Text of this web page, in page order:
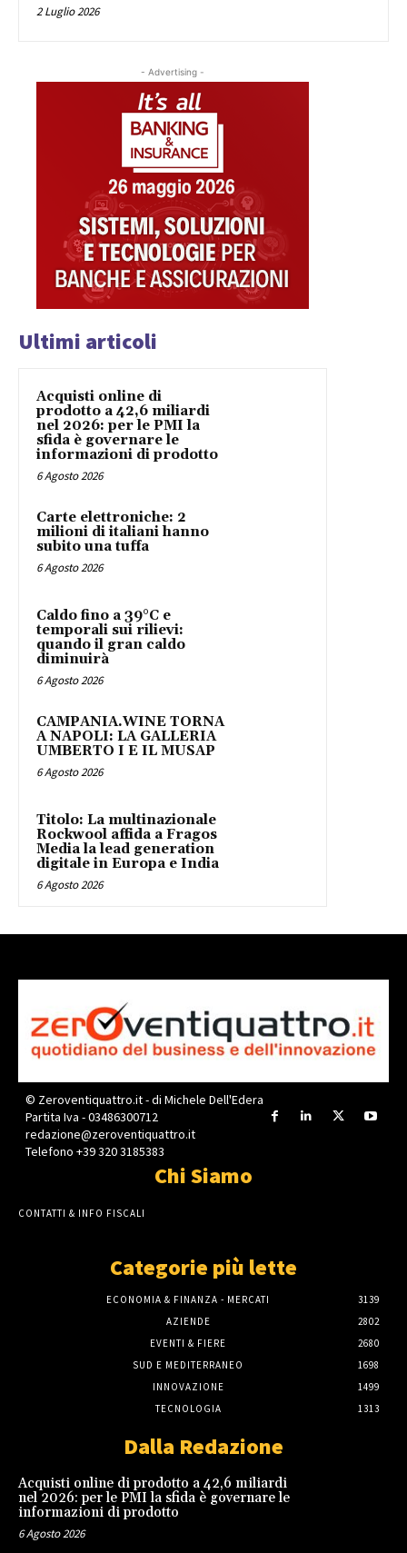
2 Luglio 2026
- Advertising -
Ultimi articoli
Acquisti online di
prodotto a 42,6 miliardi
nel 2026: per le PMI la
sfida è governare le
informazioni di prodotto
6 Agosto 2026
Carte elettroniche: 2
milioni di italiani hanno
subito una tuffa
6 Agosto 2026
Caldo fino a 39°C e
temporali sui rilievi:
quando il gran caldo
diminuirà
6 Agosto 2026
CAMPANIA.WINE TORNA
A NAPOLI: LA GALLERIA
UMBERTO I E IL MUSAP
6 Agosto 2026
Titolo: La multinazionale
Rockwool affida a Fragos
Media la lead generation
digitale in Europa e India
6 Agosto 2026
© Zeroventiquattro.it - di Michele Dell'Edera
Partita Iva - 03486300712
redazione@zeroventiquattro.it
Telefono +39 320 3185383
Chi Siamo
CONTATTI & INFO FISCALI
Categorie più lette
ECONOMIA & FINANZA - MERCATI
3139
AZIENDE
2802
EVENTI & FIERE
2680
SUD E MEDITERRANEO
1698
INNOVAZIONE
1499
TECNOLOGIA
1313
Dalla Redazione
Acquisti online di prodotto a 42,6 miliardi
nel 2026: per le PMI la sfida è governare le
informazioni di prodotto
6 Agosto 2026